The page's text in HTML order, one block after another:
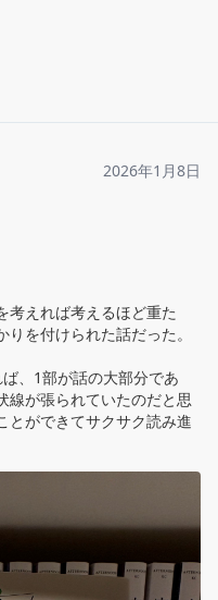
2026年1月8日
考えれば考えるほど重た
を付けられた話だった。
、1部が話の大部分であ
線が張られていたのだと思
とができてサクサク読み進